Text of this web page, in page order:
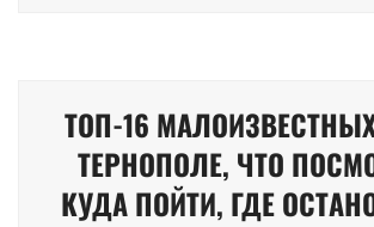
ТОП-16
ТЕРНОПОЛЕ, ЧТО
КУДА ПОЙТИ, ГДЕ